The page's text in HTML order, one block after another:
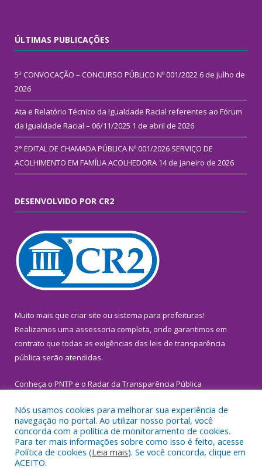
ÚLTIMAS PUBLICAÇÕES
5ª CONVOCAÇÃO – CONCURSO PÚBLICO Nº 001/2022 6 de julho de
2026
Ata e Relatório Técnico da Igualdade Racial referentes ao Fórum
da Igualdade Racial – 06/11/2025 1 de abril de 2026
2° EDITAL DE CHAMADA PÚBLICA Nº 001/2026 SERVIÇO DE
ACOLHIMENTO EM FAMÍLIA ACOLHEDORA 14 de janeiro de 2026
DESENVOLVIDO POR CR2
Muito mais que criar site ou sistema para prefeituras!
Realizamos uma assessoria completa, onde garantimos em
contrato que todas as exigências das leis de transparência
pública serão atendidas.
Conheça o PNTP e o Radar da Transparência Pública
Todos os direitos reservados a Prefeitura Municipal de
Inhangapi.
Nós usamos cookies para melhorar sua experiência de
navegação no portal. Ao utilizar nosso portal, você
concorda com a política de monitoramento de cookies.
Para ter mais informações sobre como isso é feito, acesse
Política de cookies (Leia mais). Se você concorda, clique em
ACEITO.